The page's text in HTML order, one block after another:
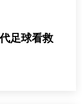
足球看救